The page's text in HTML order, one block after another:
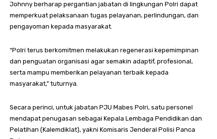
Johnny berharap pergantian jabatan di lingkungan Polri dapat
memperkuat pelaksanaan tugas pelayanan, perlindungan, dan
pengayoman kepada masyarakat.
“Polri terus berkomitmen melakukan regenerasi kepemimpinan
dan penguatan organisasi agar semakin adaptif, profesional,
serta mampu memberikan pelayanan terbaik kepada
masyarakat,” tuturnya.
Secara perinci, untuk jabatan PJU Mabes Polri, satu personel
mendapat penugasan sebagai Kepala Lembaga Pendidikan dan
Pelatihan (Kalemdiklat), yakni Komisaris Jenderal Polisi Panca